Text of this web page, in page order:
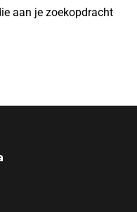
aan je zoekopdracht